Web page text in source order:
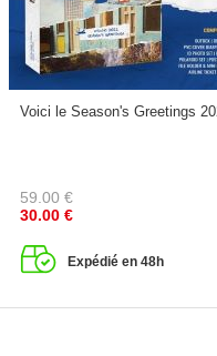
Voici le Season's Greetings
59.00 €
30.00 €
Expédié en 48h